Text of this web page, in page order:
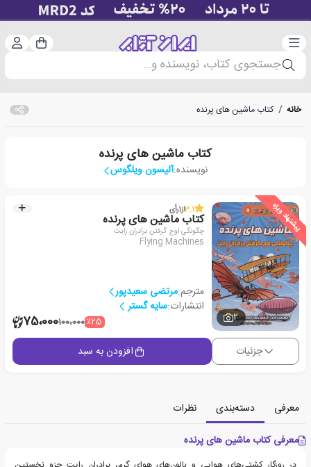
دسته‌بندی سبد
جستجوی کتاب، نویسنده و...
خانه / کتاب ماشین های پرنده
کتاب ماشین های پرنده
نویسنده:آلیسون ویلگوس
پیشنهاد ویژه
2
3.1از1رأی
کتاب ماشین های پرنده
چگونگی اوج گرفتن برادران رایت
Flying Machines
مترجم:مرتضی سعیدپور
انتشارات:سایه گستر
٪25100،00075،000
جزئیات افزودن به سبد
معرفی دسته‌بندی
نظرات
معرفی کتاب ماشین های پرنده